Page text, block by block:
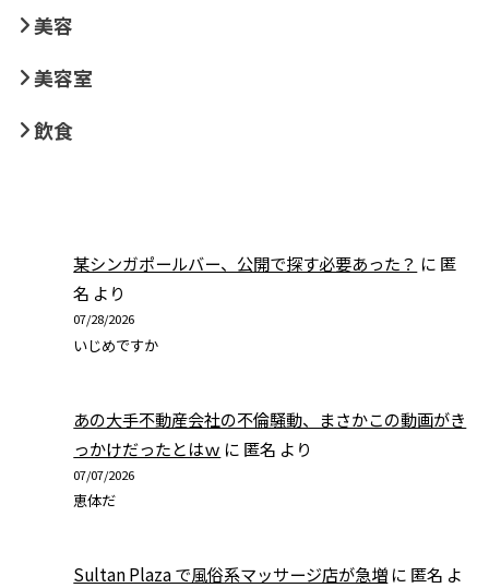
美容
美容室
飲食
某シンガポールバー、公開で探す必要あった？ に 匿
名 より
07/28/2026
いじめですか
あの大手不動産会社の不倫騒動、まさかこの動画がき
っかけだったとはｗ に 匿名 より
07/07/2026
恵体だ
Sultan Plaza で風俗系マッサージ店が急増 に 匿名 よ